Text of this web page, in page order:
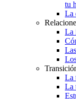
tu
La
La
La
La